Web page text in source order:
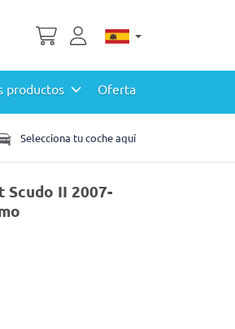
productos Oferta
Selecciona tu coche aquí
II 2007-